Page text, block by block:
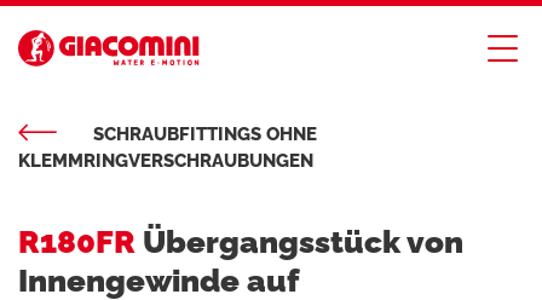
SCHRAUBFITTINGS OHNE
KLEMMRINGVERSCHRAUBUNGEN
R180FR Übergangsstück von
Innengewinde auf